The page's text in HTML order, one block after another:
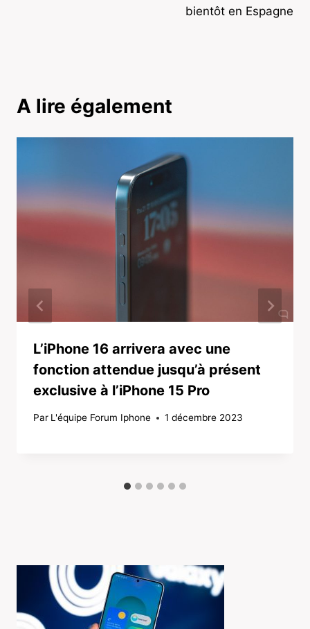
bientôt en Espagne
A lire également
L’iPhone 16 arrivera avec une
fonction attendue jusqu’à présent
exclusive à l’iPhone 15 Pro
Par L'équipe Forum Iphone 1 décembre 2023